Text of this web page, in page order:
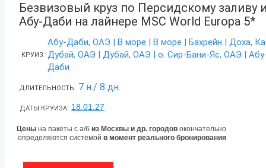
Безвизовый круз по Персидскому заливу
Абу-Даби на лайнере MSC World Europa 5*
КРУИЗ:
Абу-Даби, ОАЭ | В море | В море | Бахрейн | Доха,
Дубай, ОАЭ | Дубай, ОАЭ | о. Сир-Бани-Яс, ОАЭ |
Даби
ДЛИТЕЛЬНОСТЬ: 7 н./ 8 дн.
ДАТЫ КРУИЗА: 18.01.27
Цены на пакеты с а/б из Москвы и др. городов окончательно
определяются системой в момент реального бронирования